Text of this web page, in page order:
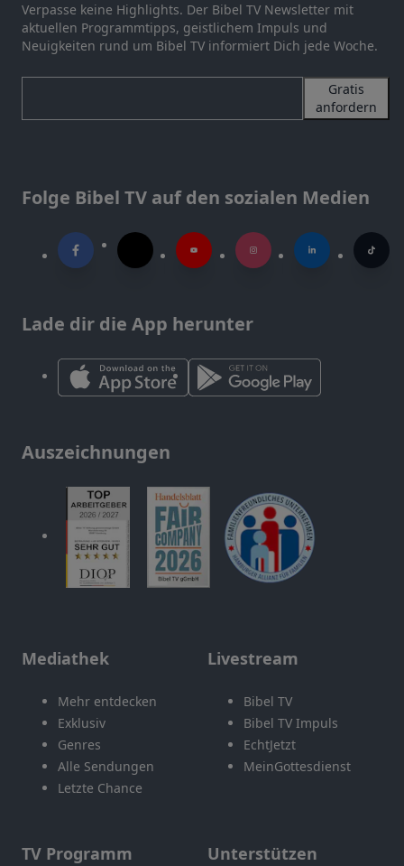
Verpasse keine Highlights. Der Bibel TV Newsletter mit
aktuellen Programmtipps, geistlichem Impuls und
Neuigkeiten rund um Bibel TV informiert Dich jede Woche.
Gratis
anfordern
Folge Bibel TV auf den sozialen Medien
Lade dir die App herunter
Auszeichnungen
Mediathek
Mehr entdecken
Exklusiv
Genres
Alle Sendungen
Letzte Chance
Livestream
Bibel TV
Bibel TV Impuls
EchtJetzt
MeinGottesdienst
TV Programm Unterstützen